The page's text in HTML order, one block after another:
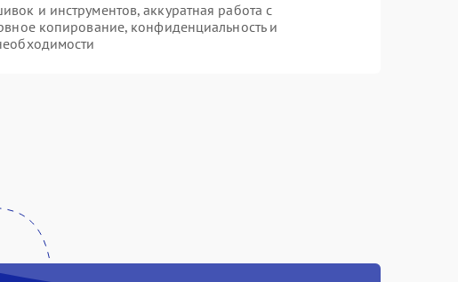
и инструментов, аккуратная работа с
копирование, конфиденциальность и